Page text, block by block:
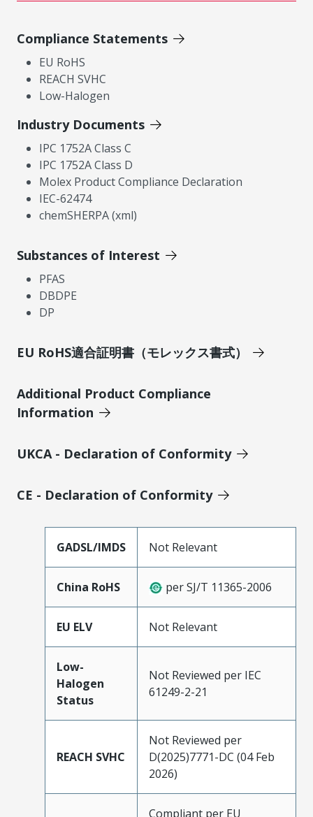
Compliance Statements
EU RoHS
REACH SVHC
Low-Halogen
Industry Documents
IPC 1752A Class C
IPC 1752A Class D
Molex Product Compliance Declaration
IEC-62474
chemSHERPA (xml)
Substances of Interest
PFAS
DBDPE
DP
EU RoHS適合証明書（モレックス書式）
Additional Product Compliance
Information
UKCA - Declaration of Conformity
CE - Declaration of Conformity
GADSL/IMDS Not Relevant
China RoHS per SJ/T 11365-2006
EU ELV Not Relevant
Low-
Halogen
Status
Not Reviewed per IEC
61249-2-21
REACH SVHC
Not Reviewed per
D(2025)7771-DC (04 Feb
2026)
Compliant per EU